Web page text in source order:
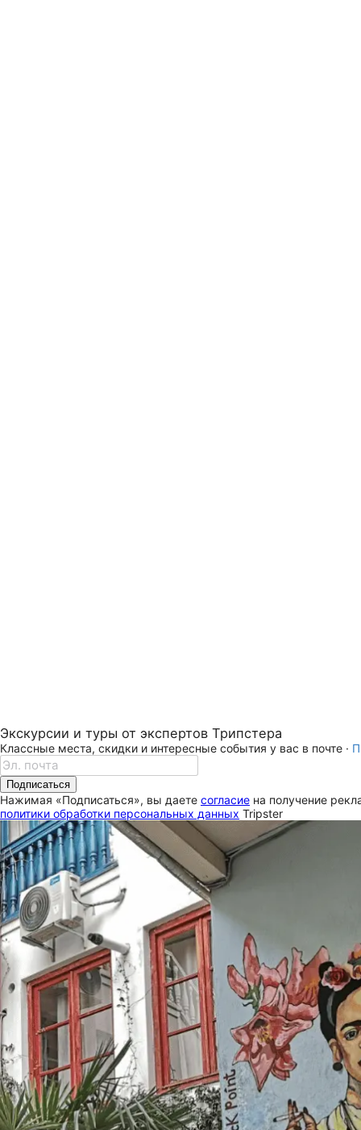
Экскурсии и туры от экспертов Трипстера
Классные места, скидки и интересные события у вас в почте ·
Подписаться
Нажимая «Подписаться», вы даете согласие на получение
политики обработки персональных данных Tripster